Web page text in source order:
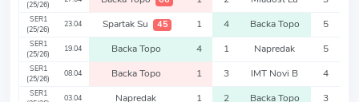
(25/26)
SER1
(25/26)
23.04 Spartak Su 45 1 4 Backa Topo 5
SER1
(25/26)
19.04 Backa Topo 4 1 Napredak 5
SER1
(25/26)
08.04 Backa Topo 1 3 IMT Novi B 4
SER1
03.04 Napredak 1 2 Backa Topo 3